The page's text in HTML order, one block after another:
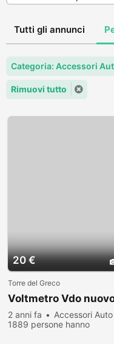
Tutti gli annunci
Categoria: Accessori
Rimuovi tutto
20 €
Torre del Greco
Voltmetro Vdo
2 anni fa
Accessori Auto
1889 persone hanno